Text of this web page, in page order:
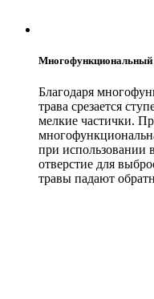
Благодаря
трава срезается
мелкие частички.
при использовании
отверстие для
травы падают